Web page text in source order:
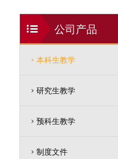
公司产品
本科生教学
研究生教学
预科生教学
制度文件